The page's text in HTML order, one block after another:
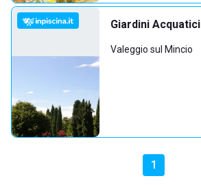
Giardini Acquatici
Valeggio sul Mincio
1